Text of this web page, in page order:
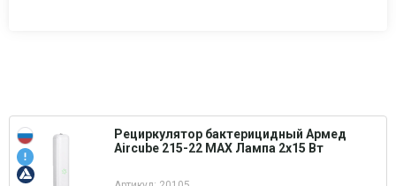
Рециркулятор бактерицидный Армед
Aircube 215-22 MAX Лампа 2х15 Вт